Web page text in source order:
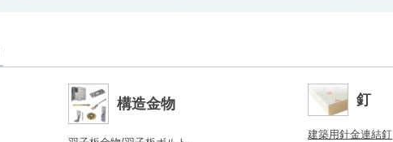
構造金物 釘
建築用針金連結釘